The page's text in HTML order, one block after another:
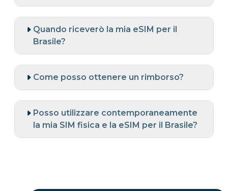
Quando riceverò la mia eSIM per il
Brasile?
Come posso ottenere un rimborso?
Posso utilizzare contemporaneamente
la mia SIM fisica e la eSIM per il Brasile?